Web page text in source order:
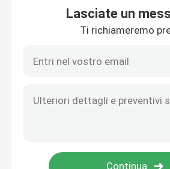
Bordo del segno del ristorante
Lasciate un
Ti richiameremo